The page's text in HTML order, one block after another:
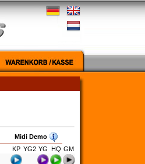
Midi Demo
KP YG2 YG HQ GM